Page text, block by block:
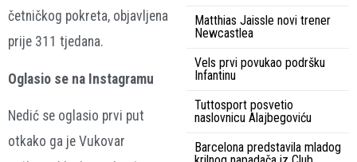
četničkog pokreta, objavljena
prije 311 tjedana.
Oglasio se na Instagramu
Nedić se oglasio prvi put
otkako ga je Vukovar
Matthias Jaissle novi trener
Newcastlea
Vels prvi povukao podršku
Infantinu
Tuttosport posvetio
naslovnicu Alajbegoviću
Barcelona predstavila mladog